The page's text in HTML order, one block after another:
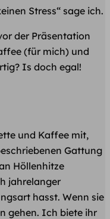
Stress“ sage ich.
der Präsentation
(für mich) und
Is doch egal!
und Kaffee mit,
Gattung
Höllenhitze
jahrelanger
hasst. Wenn sie
gehen. Ich biete ihr